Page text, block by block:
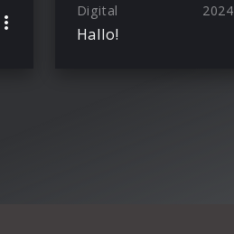
Digital 2024
Hallo!